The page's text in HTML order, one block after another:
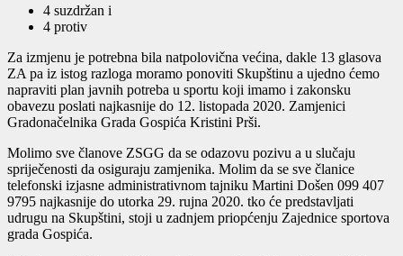
4 suzdržan i
4 protiv
Za izmjenu je potrebna bila natpolovična većina, dakle 13 glasova
ZA pa iz istog razloga moramo ponoviti Skupštinu a ujedno ćemo
napraviti plan javnih potreba u sportu koji imamo i zakonsku
obavezu poslati najkasnije do 12. listopada 2020. Zamjenici
Gradonačelnika Grada Gospića Kristini Prši.
Molimo sve članove ZSGG da se odazovu pozivu a u slučaju
spriječenosti da osiguraju zamjenika. Molim da se sve članice
telefonski izjasne administrativnom tajniku Martini Došen 099 407
9795 najkasnije do utorka 29. rujna 2020. tko će predstavljati
udrugu na Skupštini, stoji u zadnjem priopćenju Zajednice sportova
grada Gospića.